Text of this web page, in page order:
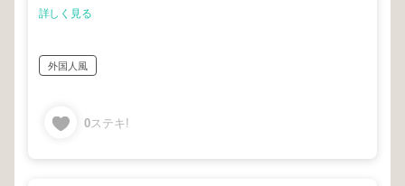
詳しく見る
外国人風
0ステキ!